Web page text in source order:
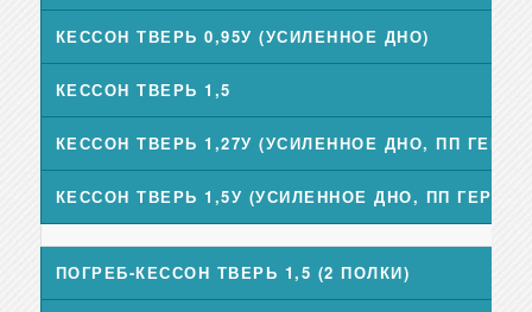
КЕССОН ТВЕРЬ 0,95У (УСИЛЕННОЕ ДНО)
КЕССОН ТВЕРЬ 1,5
КЕССОН ТВЕРЬ 1,27У (УСИЛЕННОЕ ДНО, ПП
КЕССОН ТВЕРЬ 1,5У (УСИЛЕННОЕ ДНО, ПП
ПОГРЕБ-КЕССОН ТВЕРЬ 1,5 (2 ПОЛКИ)